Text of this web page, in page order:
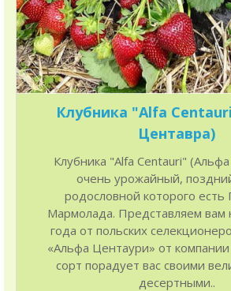
Клубника "Alfa
Центавра)
Клубника "Alfa Centauri"
очень урожайный,
родословной которого
Мармолада. Представляем вам
года от польских
«Альфа Центаури» от
сорт порадует вас своими
десертными..